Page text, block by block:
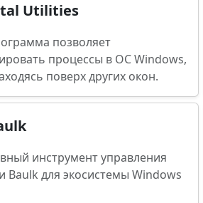
Utilities
позволяет
процессы в ОС Windows,
поверх других окон.
инструмент управления
Baulk для экосистемы Windows